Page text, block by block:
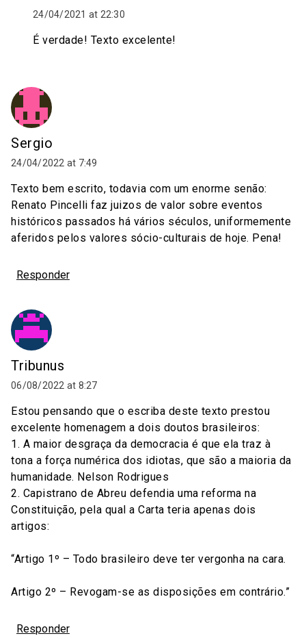
24/04/2021 at 22:30
É verdade! Texto excelente!
Sergio
24/04/2022 at 7:49
Texto bem escrito, todavia com um enorme senão:
Renato Pincelli faz juizos de valor sobre eventos
históricos passados há vários séculos, uniformemente
aferidos pelos valores sócio-culturais de hoje. Pena!
Responder
Tribunus
06/08/2022 at 8:27
Estou pensando que o escriba deste texto prestou
excelente homenagem a dois doutos brasileiros:
1. A maior desgraça da democracia é que ela traz à
tona a força numérica dos idiotas, que são a maioria da
humanidade. Nelson Rodrigues
2. Capistrano de Abreu defendia uma reforma na
Constituição, pela qual a Carta teria apenas dois
artigos:
“Artigo 1º – Todo brasileiro deve ter vergonha na cara.
Artigo 2º – Revogam-se as disposições em contrário.”
Responder